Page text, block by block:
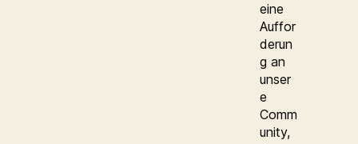
eine
Auffor
derun
g an
unser
e
Comm
unity,